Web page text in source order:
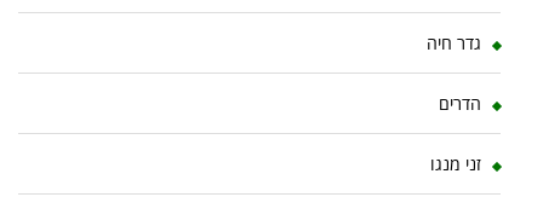
גדר חיה
הדרים
זני מנגו